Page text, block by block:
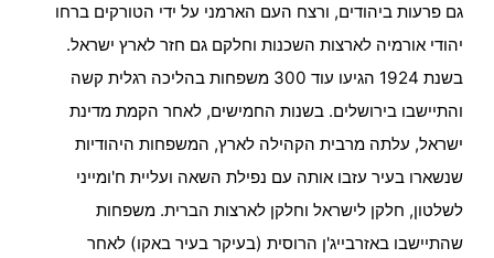
גם פרעות ביהודים, ורצח העם הארמני על ידי הטורקים ברחו
יהודי אורמיה לארצות השכנות וחלקם גם חזר לארץ ישראל.
בשנת 1924 הגיעו עוד 300 משפחות בהליכה רגלית קשה
והתיישבו בירושלים. בשנות החמישים, לאחר הקמת מדינת
ישראל, עלתה מרבית הקהילה לארץ, המשפחות היהודיות
שנשארו בעיר עזבו אותה עם נפילת השאה ועליית ח'ומייני
לשלטון, חלקן לישראל וחלקן לארצות הברית. משפחות
שהתיישבו באזרבייג'ן הרוסית (בעיקר בעיר באקו) לאחר